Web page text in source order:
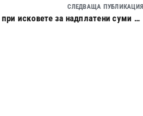
СЛЕДВАЩА ПУБЛИКАЦИЯ
Срокът на погасителната давност при исковете за надплатени суми за лихви по договори за ипотечни кредити